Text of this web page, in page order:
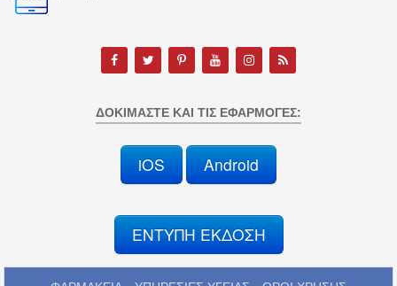
ΔΟΚΙΜΆΣΤΕ ΚΑΙ ΤΙΣ ΕΦΑΡΜΟΓΈΣ:
iOS Android
ΕΝΤΥΠΗ ΕΚΔΟΣΗ